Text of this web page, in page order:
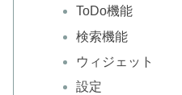
ToDo機能
検索機能
ウィジェット
設定